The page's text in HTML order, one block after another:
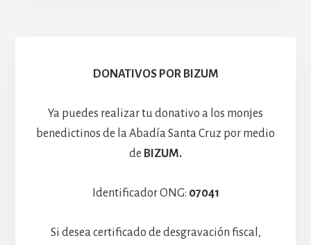
Hospedería
DONATIVOS POR BIZUM
Ya puedes realizar tu donativo a los monjes
benedictinos de la Abadía Santa Cruz por medio
de BIZUM.
Identificador ONG: 07041
Si desea certificado de desgravación fiscal,